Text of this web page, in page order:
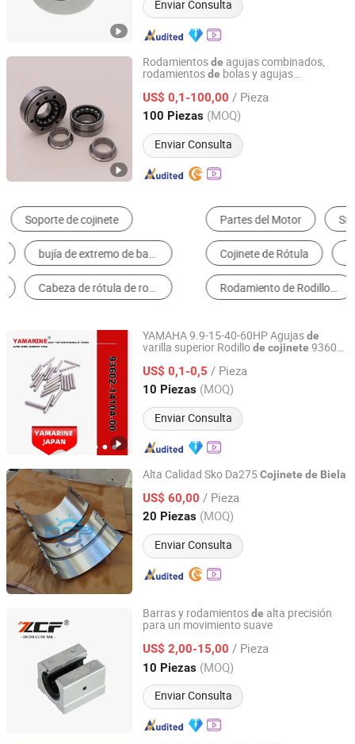
Enviar Consulta
Rodamientosde agujas combinados,
rodamientosde bolas y agujas
agujas combinados, rodamiento
agujas biela
US$ 0,1-100,00 / Pieza
100 Piezas (MOQ)
Enviar Consulta
Shandong Skf Transmission Equipment Co., Ltd.
Shandong, China Desde 2025
Partes del Motor Sistema De Suspensión
Cojinete de Rótula Biela
Rodamiento de Rodillos Cilíndricos Rodamiento de Aguja
YAMAHA 9.9-15-40-60HP Agujasde
varilla superior Rodillode cojinete 93602-
93603-21111
US$ 0,1-0,5 / Pieza
10 Piezas (MOQ)
Enviar Consulta
WUXI YAMARINE ENGINE CO.,LTD
Jiangsu, China Desde 2025
Alta Calidad Sko Da275Cojinete de Biela
US$ 60,00 / Pieza
20 Piezas (MOQ)
Enviar Consulta
Hebei Ocean Technology Co., Ltd
Hebei, China Desde 2026
Barras y rodamientosde alta precisión
para un movimiento suave
US$ 2,00-15,00 / Pieza
10 Piezas (MOQ)
Enviar Consulta
ZCF Precision Technology (Suzhou) Co., Ltd.
Jiangsu, China Desde 2019